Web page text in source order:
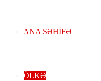
ANA SƏHIFƏ
ÖLKƏ